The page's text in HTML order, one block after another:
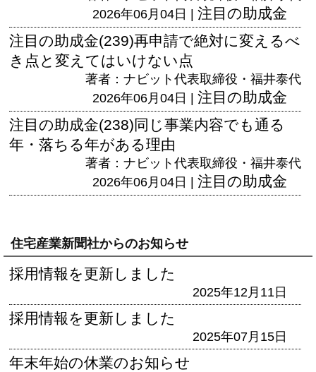
2026年06月04日 | 注目の助成金
注目の助成金(239)再申請で絶対に変えるべ
き点と変えてはいけない点
著者：ナビット代表取締役・福井泰代
2026年06月04日 | 注目の助成金
注目の助成金(238)同じ事業内容でも通る
年・落ちる年がある理由
著者：ナビット代表取締役・福井泰代
2026年06月04日 | 注目の助成金
住宅産業新聞社からのお知らせ
採用情報を更新しました
2025年12月11日
採用情報を更新しました
2025年07月15日
年末年始の休業のお知らせ